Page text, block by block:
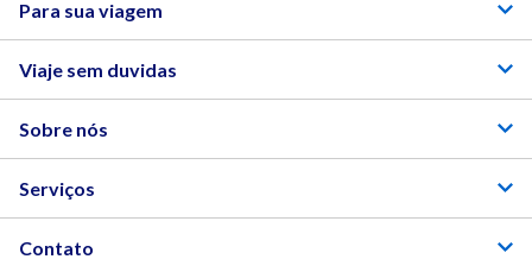
Para sua viagem
Viaje sem duvidas
Sobre nós
Serviços
Contato